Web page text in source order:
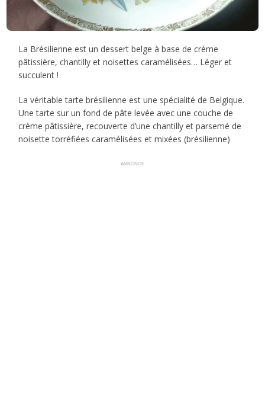
La Brésilienne est un dessert belge à base de crème
pâtissière, chantilly et noisettes caramélisées… Léger et
succulent !
La véritable tarte brésilienne est une spécialité de Belgique.
Une tarte sur un fond de pâte levée avec une couche de
crème pâtissière, recouverte d’une chantilly et parsemé de
noisette torréfiées caramélisées et mixées (brésilienne)
ANNONCE